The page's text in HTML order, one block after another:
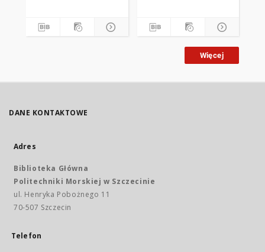
Więcej
DANE KONTAKTOWE
Adres
Biblioteka Główna
Politechniki Morskiej w Szczecinie
ul. Henryka Pobożnego 11
70-507 Szczecin
Telefon